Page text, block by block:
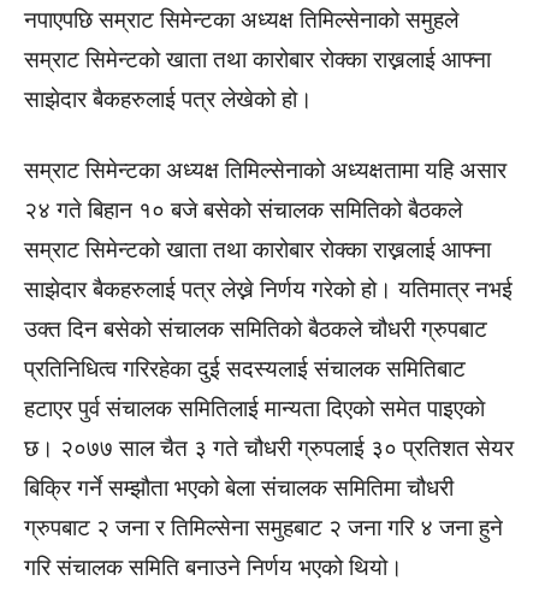
नपाएपछि सम्राट सिमेन्टका अध्यक्ष तिमिल्सेनाको समुहले
सम्राट सिमेन्टको खाता तथा कारोबार रोक्का राख्नलाई आफ्ना
साझेदार बैकहरुलाई पत्र लेखेको हो।
सम्राट सिमेन्टका अध्यक्ष तिमिल्सेनाको अध्यक्षतामा यहि असार
२४ गते बिहान १० बजे बसेको संचालक समितिको बैठकले
सम्राट सिमेन्टको खाता तथा कारोबार रोक्का राख्नलाई आफ्ना
साझेदार बैकहरुलाई पत्र लेख्ने निर्णय गरेको हो। यतिमात्र नभई
उक्त दिन बसेको संचालक समितिको बैठकले चौधरी ग्रुपबाट
प्रतिनिधित्व गरिरहेका दुई सदस्यलाई संचालक समितिबाट
हटाएर पुर्व संचालक समितिलाई मान्यता दिएको समेत पाइएकाे
छ। २०७७ साल चैत ३ गते चौधरी ग्रुपलाई ३० प्रतिशत सेयर
बिक्रि गर्ने सम्झौता भएको बेला संचालक समितिमा चौधरी
ग्रुपबाट २ जना र तिमिल्सेना समुहबाट २ जना गरि ४ जना हुने
गरि संचालक समिति बनाउने निर्णय भएको थियो।